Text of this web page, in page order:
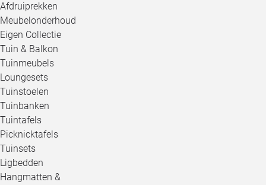
Afdruiprekken
Meubelonderhoud
Eigen Collectie
Tuin & Balkon
Tuinmeubels
Loungesets
Tuinstoelen
Tuinbanken
Tuintafels
Picknicktafels
Tuinsets
Ligbedden
Hangmatten &